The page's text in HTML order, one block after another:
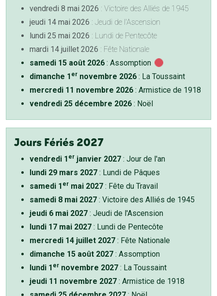
vendredi 8 mai 2026 : Victoire des Alliés de 1945
jeudi 14 mai 2026 : Jeudi de l'Ascension
lundi 25 mai 2026 : Lundi de Pentecôte
mardi 14 juillet 2026 : Fête Nationale
samedi 15 août 2026 : Assomption
dimanche 1 er novembre 2026 : La Toussaint
mercredi 11 novembre 2026 : Armistice de 1918
vendredi 25 décembre 2026 : Noël
Jours Fériés 2027
vendredi 1 er janvier 2027 : Jour de l'an
lundi 29 mars 2027 : Lundi de Pâques
samedi 1 er mai 2027 : Fête du Travail
samedi 8 mai 2027 : Victoire des Alliés de 1945
jeudi 6 mai 2027 : Jeudi de l'Ascension
lundi 17 mai 2027 : Lundi de Pentecôte
mercredi 14 juillet 2027 : Fête Nationale
dimanche 15 août 2027 : Assomption
lundi 1 er novembre 2027 : La Toussaint
jeudi 11 novembre 2027 : Armistice de 1918